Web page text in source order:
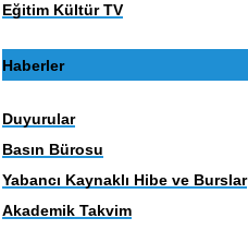
Eğitim Kültür TV
Haberler
Duyurular
Basın Bürosu
Yabancı Kaynaklı Hibe ve Burslar
Akademik Takvim